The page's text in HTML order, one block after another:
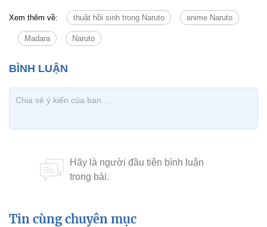
Xem thêm về: thuật hồi sinh trong Naruto anime Naruto
Madara Naruto
Tin cùng chuyên mục